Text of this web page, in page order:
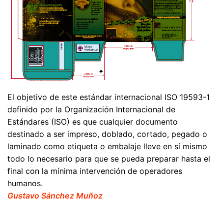
El objetivo de este estándar internacional ISO 19593-1
definido por la Organización Internacional de
Estándares (ISO) es que cualquier documento
destinado a ser impreso, doblado, cortado, pegado o
laminado como etiqueta o embalaje lleve en sí mismo
todo lo necesario para que se pueda preparar hasta el
final con la mínima intervención de operadores
humanos.
Gustavo Sánchez Muñoz